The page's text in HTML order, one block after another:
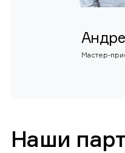
Мастер-
Наши